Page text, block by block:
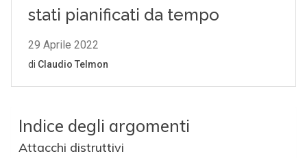
Indice degli argomenti
Attacchi distruttivi